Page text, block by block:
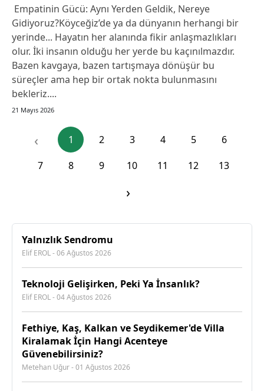
Empatinin Gücü: Aynı Yerden Geldik, Nereye
Gidiyoruz?​Köyceğiz’de ya da dünyanın herhangi bir
yerinde... Hayatın her alanında fikir anlaşmazlıkları
olur. İki insanın olduğu her yerde bu kaçınılmazdır.
Bazen kavgaya, bazen tartışmaya dönüşür bu
süreçler ama hep bir ortak nokta bulunmasını
bekleriz.​...
21 Mayıs 2026
‹ 1 2 3 4 5
6
7
8 9 10 11 12 13
›
Yalnızlık Sendromu
Elif EROL - 06 Ağustos 2026
Teknoloji Gelişirken, Peki Ya İnsanlık?
Elif EROL - 04 Ağustos 2026
Fethiye, Kaş, Kalkan ve Seydikemer'de Villa
Kiralamak İçin Hangi Acenteye
Güvenebilirsiniz?
Metehan Uğur - 01 Ağustos 2026